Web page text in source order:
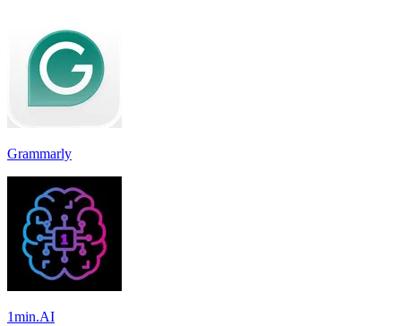
Grammarly
1min.AI